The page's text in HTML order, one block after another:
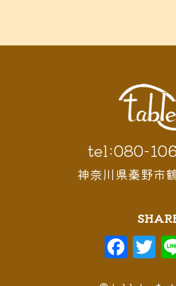
tel:080-
神奈川県秦野市
F
a
T